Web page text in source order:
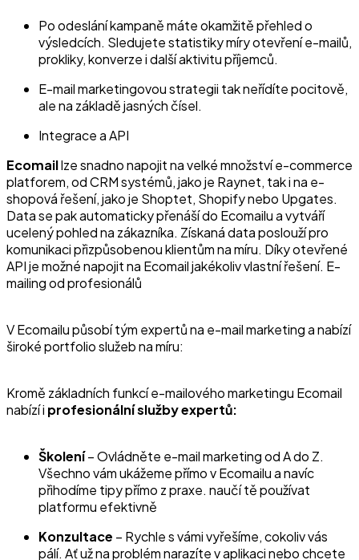
Po odeslání kampaně máte okamžitě přehled o
výsledcích. Sledujete statistiky míry otevření e-mailů,
prokliky, konverze i další aktivitu příjemců.
E-mail marketingovou strategii tak neřídíte pocitově,
ale na základě jasných čísel.
Integrace a API
Ecomaillze snadno napojit na velké množství e-commerce
platforem, od CRM systémů, jako je Raynet, tak i na e-
shopová řešení, jako je Shoptet, Shopify nebo Upgates.
Data se pak automaticky přenáší do Ecomailu a vytváří
ucelený pohled na zákazníka. Získaná data poslouží pro
komunikaci přizpůsobenou klientům na míru. Díky otevřené
API je možné napojit na Ecomail jakékoliv vlastní řešení. E-
mailing od profesionálů
V Ecomailu působí tým expertů na e-mail marketing a nabízí
široké portfolio služeb na míru:
Kromě základních funkcí e-mailového marketingu Ecomail
nabízí i profesionální služby expertů:
Školení– Ovládněte e-mail marketing od A do Z.
Všechno vám ukážeme přímo v Ecomailu a navíc
přihodíme tipy přímo z praxe. naučí tě používat
platformu efektivně
Konzultace – Rychle s vámi vyřešíme, cokoliv vás
pálí. Ať už na problém narazíte v aplikaci nebo chcete